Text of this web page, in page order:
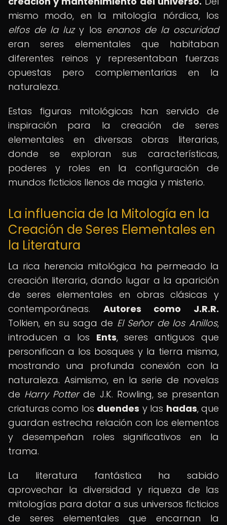
mismo modo, en la mitología nórdica, los
elfos de la luzy los enanos de la oscuridad
eran seres elementales que habitaban
diferentes reinos y representaban fuerzas
opuestas pero complementarias en la
naturaleza.
Estas figuras mitológicas han servido de
inspiración para la creación de seres
elementales en diversas obras literarias,
donde se exploran sus características,
poderes y roles en la configuración de
mundos ficticios llenos de magia y misterio.
La influencia de la Mitología en la
Creación de Seres Elementales en
la Literatura
La rica herencia mitológica ha permeado la
creación literaria, dando lugar a la aparición
de seres elementales en obras clásicas y
contemporáneas. Autores como J.R.R.
Tolkien, en su saga de El Señor de los Anillos,
introducen a los Ents, seres antiguos que
personifican a los bosques y la tierra misma,
mostrando una profunda conexión con la
naturaleza. Asimismo, en la serie de novelas
de Harry Potterde J.K. Rowling, se presentan
criaturas como los duendes y las hadas, que
guardan estrecha relación con los elementos
y desempeñan roles significativos en la
trama.
La literatura fantástica ha sabido
aprovechar la diversidad y riqueza de las
mitologías para dotar a sus universos ficticios
de seres elementales que encarnan la